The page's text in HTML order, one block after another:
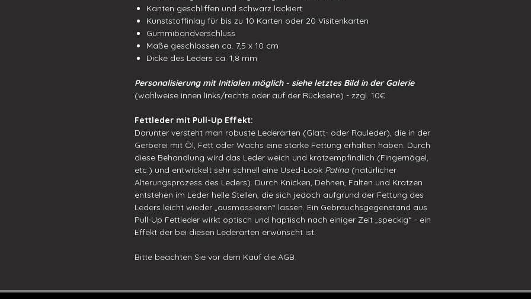
Kanten geschliffen und schwarz lackiert
Kunststoffinlay für bis zu 10 Karten oder 20 Visitenkarten
Gummibandverschluss
Maße geschlossen ca. 7,5 x 10 cm
Dicke des Leders ca. 1,8 mm
Personalisierung mit Initialen möglich - siehe letztes Bild in der Galerie
(wahlweise innen links/rechts oder auf der Rückseite) - zzgl. 10€
Fettleder mit Pull-Up Effekt:
Darunter versteht man robuste Lederarten (Glatt- oder Rauleder), die in der
Gerberei mit Öl, Fett oder Wachs eine starke Fettung erhalten haben. Durch
diese Behandlung wird das Leder weich und kratzempfindlich (Fingernägel,
etc.) und entwickelt sehr schnell eine Used-Look Patina (natürlicher
Alterungsprozess des Leders). Durch Knicken, Dehnen, Falten und Kratzen
entstehen im Leder helle Stellen, die sich jedoch aufgrund der Fettung des
Leders leicht wieder „ausmassieren“ lassen. Ein Gebrauchsgegenstand aus
Pull-Up Fettleder wirkt optisch und haptisch nach einiger Zeit „speckig“ - ein
Effekt der bei diesen Lederarten erwünscht ist.
Bitte beachten Sie vor dem Kauf die AGB.